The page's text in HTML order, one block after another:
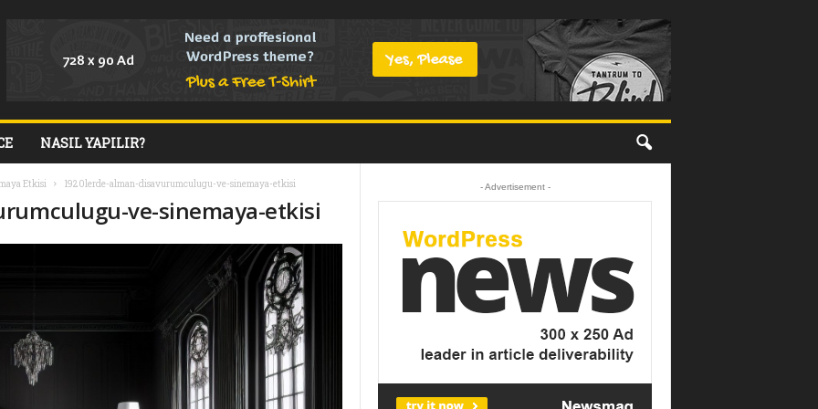
NASIL YAPILIR?
Etkisi 1920lerde-alman-disavurumculugu-ve-sinemaya-etkisi
ve-sinemaya-etkisi
- Advertisement -